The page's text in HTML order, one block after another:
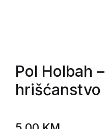
Pol Holbah –
hrišćanstvo